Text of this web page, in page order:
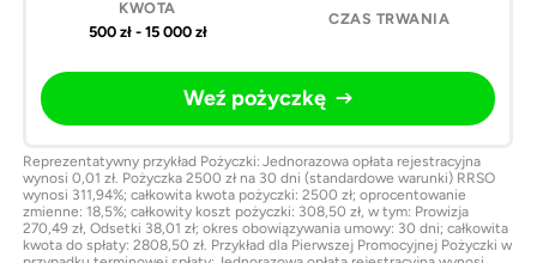
500 zł - 15 000 zł
Weź pożyczkę
Reprezentatywny przykład Pożyczki: Jednorazowa opłata rejestracyjna
wynosi 0,01 zł. Pożyczka 2500 zł na 30 dni (standardowe warunki) RRSO
wynosi 311,94%; całkowita kwota pożyczki: 2500 zł; oprocentowanie
zmienne: 18,5%; całkowity koszt pożyczki: 308,50 zł, w tym: Prowizja
270,49 zł, Odsetki 38,01 zł; okres obowiązywania umowy: 30 dni; całkowita
kwota do spłaty: 2808,50 zł. Przykład dla Pierwszej Promocyjnej Pożyczki w